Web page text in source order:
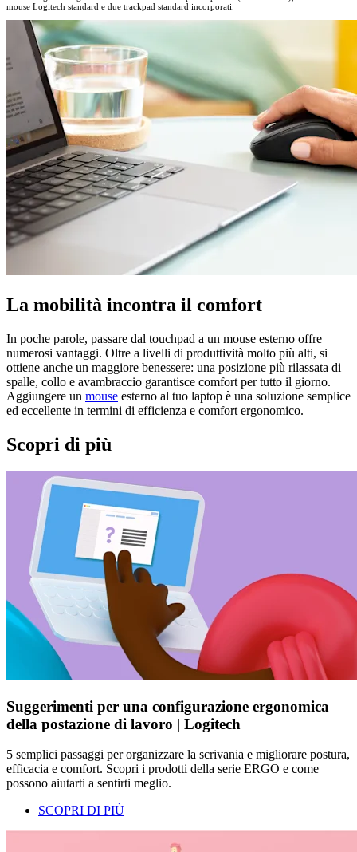
mouse Logitech standard e due trackpad standard incorporati.
La mobilità incontra il comfort
In poche parole, passare dal touchpad a un mouse esterno offre
numerosi vantaggi. Oltre a livelli di produttività molto più alti, si
ottiene anche un maggiore benessere: una posizione più rilassata di
spalle, collo e avambraccio garantisce comfort per tutto il giorno.
Aggiungere un mouse esterno al tuo laptop è una soluzione semplice
ed eccellente in termini di efficienza e comfort ergonomico.
Scopri di più
Suggerimenti per una configurazione ergonomica
della postazione di lavoro | Logitech
5 semplici passaggi per organizzare la scrivania e migliorare postura,
efficacia e comfort. Scopri i prodotti della serie ERGO e come
possono aiutarti a sentirti meglio.
SCOPRI DI PIÙ